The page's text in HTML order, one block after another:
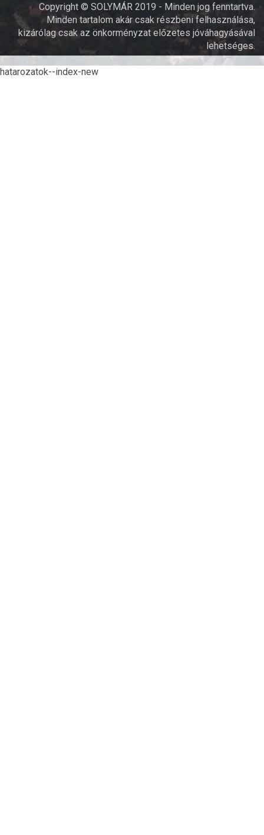
Copyright © SOLYMÁR 2019 - Minden jog fenntartva.
Minden tartalom akár csak részbeni felhasználása,
kizárólag csak az önkorményzat előzetes jóváhagyásával
lehetséges.
hatarozatok--index-new